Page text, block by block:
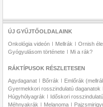
ÚJ GYŰJTŐOLDALAINK
Onkológia videón Mellrák Ornish
Gyógyulásom története
Mi a rák?
RÁKTÍPUSOK RÉSZLETESEN
Agydaganat Bőrrák Emlőrák
Gyermekkori rosszindulatú daganatok
Húgyhólyagrák
Időskori
Méhnyakrák
Melanoma